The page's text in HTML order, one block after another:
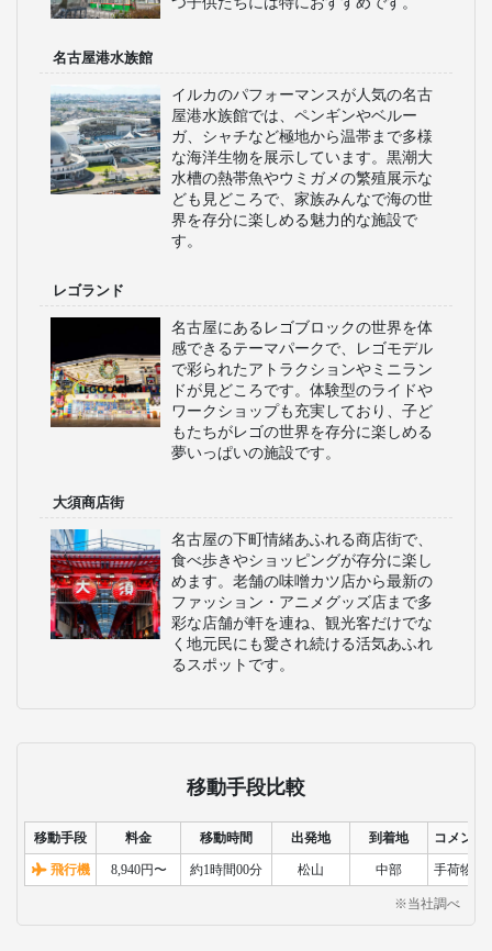
名古屋港水族館
イルカのパフォーマンスが人気の名古
屋港水族館では、ペンギンやベルー
ガ、シャチなど極地から温帯まで多様
な海洋生物を展示しています。黒潮大
水槽の熱帯魚やウミガメの繁殖展示な
ども見どころで、家族みんなで海の世
界を存分に楽しめる魅力的な施設で
す。
レゴランド
名古屋にあるレゴブロックの世界を体
感できるテーマパークで、レゴモデル
で彩られたアトラクションやミニラン
ドが見どころです。体験型のライドや
ワークショップも充実しており、子ど
もたちがレゴの世界を存分に楽しめる
夢いっぱいの施設です。
大須商店街
名古屋の下町情緒あふれる商店街で、
食べ歩きやショッピングが存分に楽し
めます。老舗の味噌カツ店から最新の
ファッション・アニメグッズ店まで多
彩な店舗が軒を連ね、観光客だけでな
く地元民にも愛され続ける活気あふれ
るスポットです。
移動手段比較
移動手段 料金 移動時間 出発地 到着地 コメント
飛行機 8,940円〜 約1時間00分 松山 中部 手荷物検
※当社調べ